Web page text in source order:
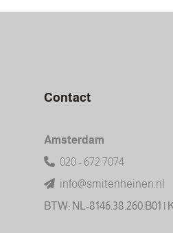
Contact
Amsterdam
020 - 672 7074
info@smitenheinen.nl
BTW: NL-8146.38.260.B01 |